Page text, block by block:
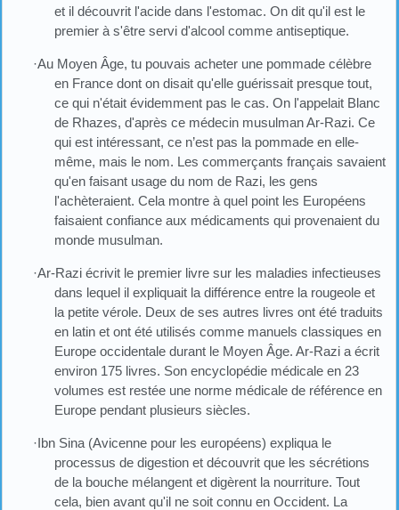
et il découvrit l'acide dans l'estomac. On dit qu'il est le
premier à s'être servi d'alcool comme antiseptique.
·Au Moyen Âge, tu pouvais acheter une pommade célèbre
en France dont on disait qu'elle guérissait presque tout,
ce qui n'était évidemment pas le cas. On l'appelait Blanc
de Rhazes, d'après ce médecin musulman Ar-Razi. Ce
qui est intéressant, ce n’est pas la pommade en elle-
même, mais le nom. Les commerçants français savaient
qu'en faisant usage du nom de Razi, les gens
l'achèteraient. Cela montre à quel point les Européens
faisaient confiance aux médicaments qui provenaient du
monde musulman.
·Ar-Razi écrivit le premier livre sur les maladies infectieuses
dans lequel il expliquait la différence entre la rougeole et
la petite vérole. Deux de ses autres livres ont été traduits
en latin et ont été utilisés comme manuels classiques en
Europe occidentale durant le Moyen Âge. Ar-Razi a écrit
environ 175 livres. Son encyclopédie médicale en 23
volumes est restée une norme médicale de référence en
Europe pendant plusieurs siècles.
·Ibn Sina (Avicenne pour les européens) expliqua le
processus de digestion et découvrit que les sécrétions
de la bouche mélangent et digèrent la nourriture. Tout
cela, bien avant qu'il ne soit connu en Occident. La